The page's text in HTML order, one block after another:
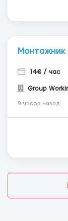
Монтажник
14€ / час
Group
9 часов назад